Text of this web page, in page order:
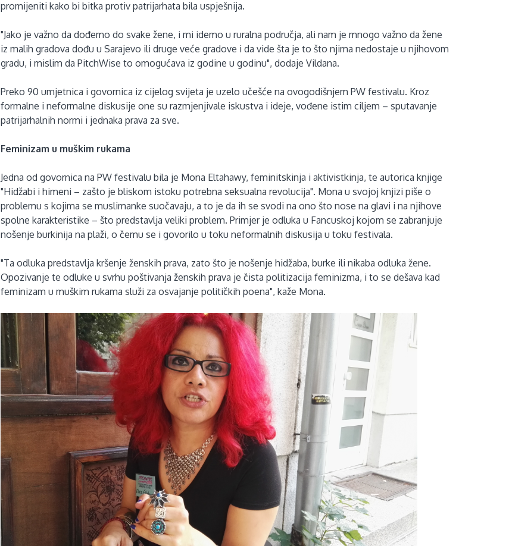
promijeniti kako bi bitka protiv patrijarhata bila uspješnija.
"Jako je važno da dođemo do svake žene, i mi idemo u ruralna područja, ali nam je mnogo važno da žene
iz malih gradova dođu u Sarajevo ili druge veće gradove i da vide šta je to što njima nedostaje u njihovom
gradu, i mislim da PitchWise to omogućava iz godine u godinu", dodaje Vildana.
Preko 90 umjetnica i govornica iz cijelog svijeta je uzelo učešće na ovogodišnjem PW festivalu. Kroz
formalne i neformalne diskusije one su razmjenjivale iskustva i ideje, vođene istim ciljem – sputavanje
patrijarhalnih normi i jednaka prava za sve.
Feminizam u muškim rukama
Jedna od govornica na PW festivalu bila je Mona Eltahawy, feminitskinja i aktivistkinja, te autorica knjige
"Hidžabi i himeni – zašto je bliskom istoku potrebna seksualna revolucija". Mona u svojoj knjizi piše o
problemu s kojima se muslimanke suočavaju, a to je da ih se svodi na ono što nose na glavi i na njihove
spolne karakteristike – što predstavlja veliki problem. Primjer je odluka u Fancuskoj kojom se zabranjuje
nošenje burkinija na plaži, o čemu se i govorilo u toku neformalnih diskusija u toku festivala.
"Ta odluka predstavlja kršenje ženskih prava, zato što je nošenje hidžaba, burke ili nikaba odluka žene.
Opozivanje te odluke u svrhu poštivanja ženskih prava je čista politizacija feminizma, i to se dešava kad
feminizam u muškim rukama služi za osvajanje političkih poena", kaže Mona.